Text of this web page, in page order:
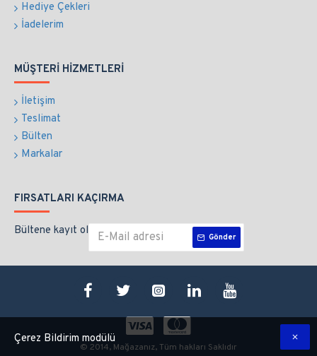
Hediye Çekleri
İadelerim
MÜŞTERI HIZMETLERI
İletişim
Teslimat
Bülten
Markalar
FIRSATLARI KAÇIRMA
Bültene kayıt ol Gönder
© 2014, Mağazanız, Tüm hakları Saklıdır
Çerez Bildirim modülü